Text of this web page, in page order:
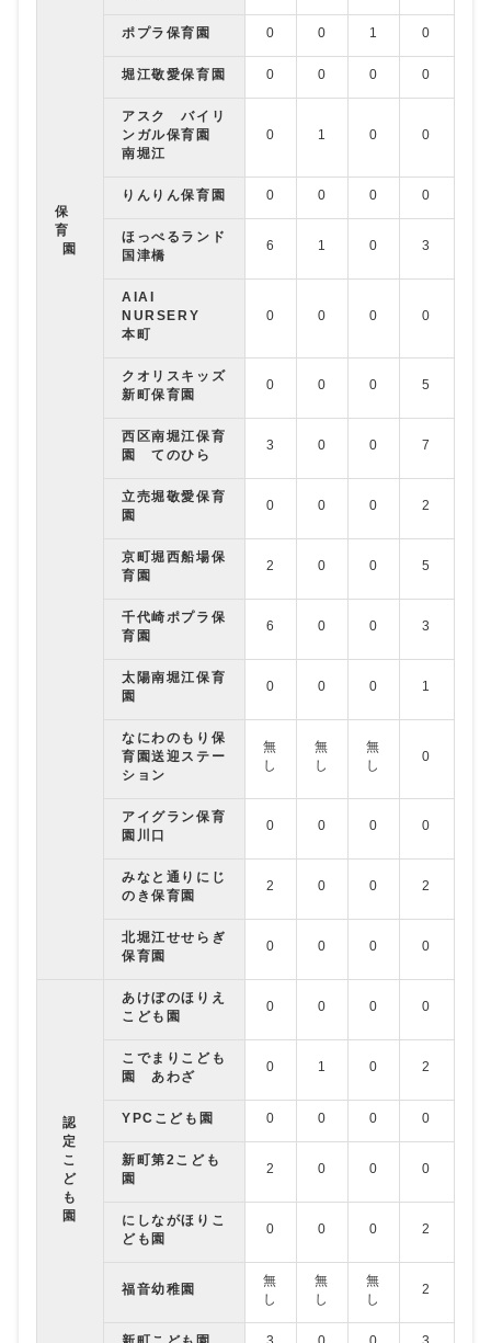
保
育
園
ポプラ保育園 0 0 1 0
堀江敬愛保育園 0 0 0 0
アスク バイリ
ンガル保育園
南堀江
0 1 0 0
りんりん保育園 0 0 0 0
ほっぺるランド
国津橋
6 1 0 3
AIAI
NURSERY
本町
0 0 0 0
クオリスキッズ
新町保育園
0 0 0 5
西区南堀江保育
園 てのひら
3 0 0 7
立売堀敬愛保育
園
0 0 0 2
京町堀西船場保
育園
2 0 0 5
千代崎ポプラ保
育園
6 0 0 3
太陽南堀江保育
園
0 0 0 1
なにわのもり保
育園送迎ステー
ション
無
し
無
し
無
し
0
アイグラン保育
園川口
0 0 0 0
みなと通りにじ
のき保育園
2 0 0 2
北堀江せせらぎ
保育園
0 0 0 0
認
定
こ
ど
も
園
あけぼのほりえ
こども園
0 0 0 0
こでまりこども
園 あわざ
0 1 0 2
YPCこども園 0 0 0 0
新町第2こども
園
2 0 0 0
にしながほりこ
ども園
0 0 0 2
福音幼稚園
無
し
無
し
無
し
2
新町こども園 3 0 0 3